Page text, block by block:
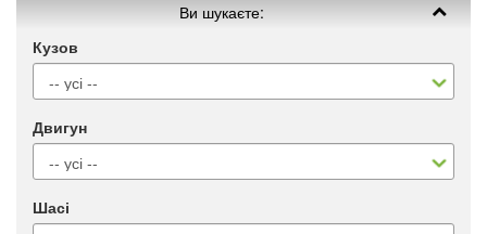
Ви шукаєте:
Кузов
Двигун
Шасі